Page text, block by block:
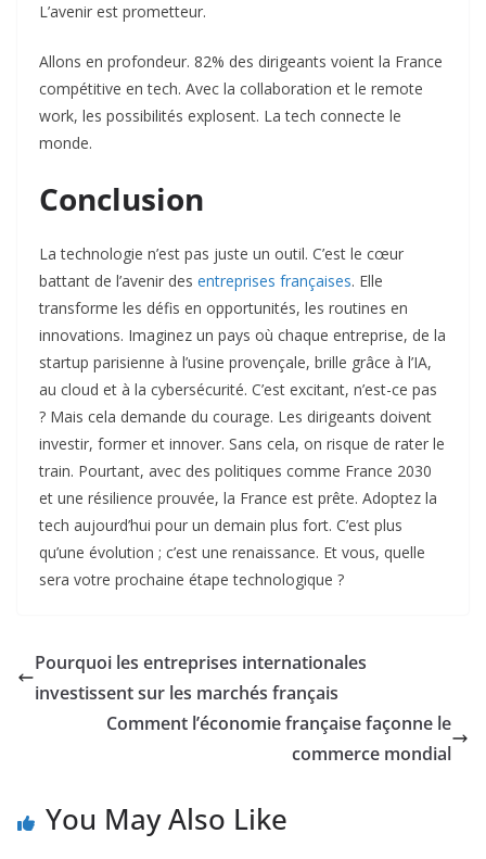
L’avenir est prometteur.
Allons en profondeur. 82% des dirigeants voient la France
compétitive en tech. Avec la collaboration et le remote
work, les possibilités explosent. La tech connecte le
monde.
Conclusion
La technologie n’est pas juste un outil. C’est le cœur
battant de l’avenir des entreprises françaises. Elle
transforme les défis en opportunités, les routines en
innovations. Imaginez un pays où chaque entreprise, de la
startup parisienne à l’usine provençale, brille grâce à l’IA,
au cloud et à la cybersécurité. C’est excitant, n’est-ce pas
? Mais cela demande du courage. Les dirigeants doivent
investir, former et innover. Sans cela, on risque de rater le
train. Pourtant, avec des politiques comme France 2030
et une résilience prouvée, la France est prête. Adoptez la
tech aujourd’hui pour un demain plus fort. C’est plus
qu’une évolution ; c’est une renaissance. Et vous, quelle
sera votre prochaine étape technologique ?
Pourquoi les entreprises internationales
investissent sur les marchés français
Comment l’économie française façonne le
commerce mondial
You May Also Like